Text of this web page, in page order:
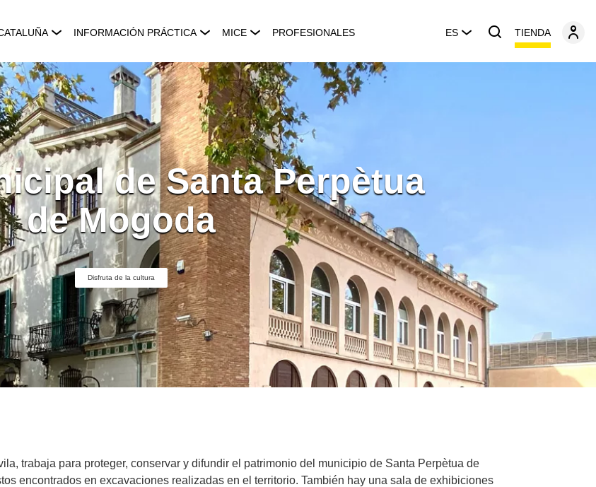
INFORMACIÓN PRÁCTICA MICE PROFESIONALES ES TIENDA
de Santa Perpètua
de Mogoda
Disfruta de la cultura
trabaja para proteger, conservar y difundir el patrimonio del municipio de Santa Perpètua de
encontrados en excavaciones realizadas en el territorio. También hay una sala de exhibiciones